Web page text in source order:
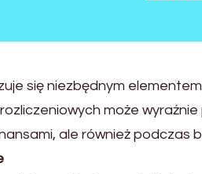
się niezbędnym
może
ale również podczas